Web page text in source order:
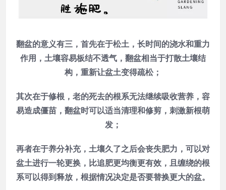
翻盆的意义有三，首先在于松土，长时间的浇水和重力
作用，土壤容易板结不透气，翻盆相当于打散土壤结
构，重新让盆土变得疏松；
其次在于修根，老的死去的根系无法继续吸收营养，容
易造成僵苗，翻盆时可以适当清理和修剪，刺激新根萌
发；
再者在于养分补充，土壤久了之后会丧失肥力，可以对
盆土进行一轮更换，比追肥更均衡更有效，且缠绕的根
系可以得到释放，根据情况决定是否要替换更大的盆。